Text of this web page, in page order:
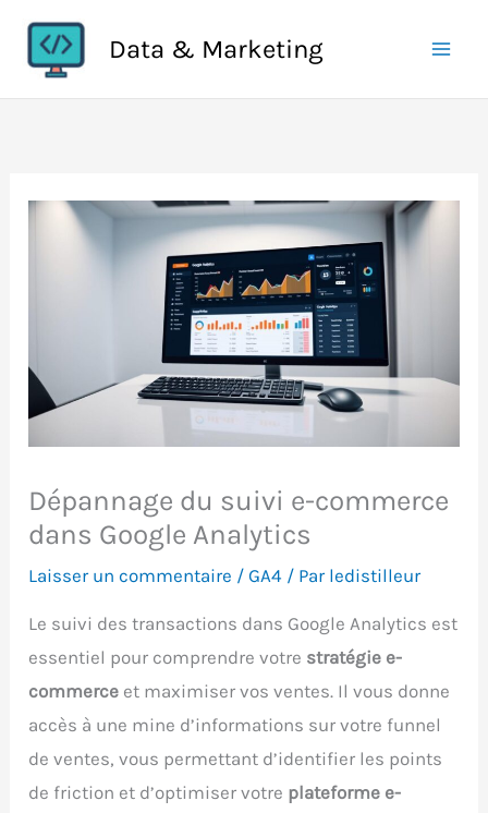
contenu
Data & Marketing
Dépannage du suivi e-commerce
dans Google Analytics
Laisser un commentaire /GA4 / Par ledistilleur
Le suivi des transactions dans Google Analytics est
essentiel pour comprendre votre stratégie e-
commerce et maximiser vos ventes. Il vous donne
accès à une mine d’informations sur votre funnel
de ventes, vous permettant d’identifier les points
de friction et d’optimiser votre plateforme e-